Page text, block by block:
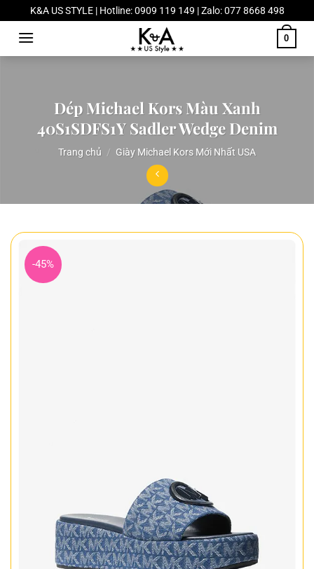
Chuyển
đến
dung
K&A US STYLE | Hotline: 0909 119 149 | Zalo: 077 8668 498
0
Dép Michael Kors Màu Xanh
40S1SDFS1Y Sadler Wedge Denim
Trang chủ / Giày Michael Kors Mới Nhất USA
-45%